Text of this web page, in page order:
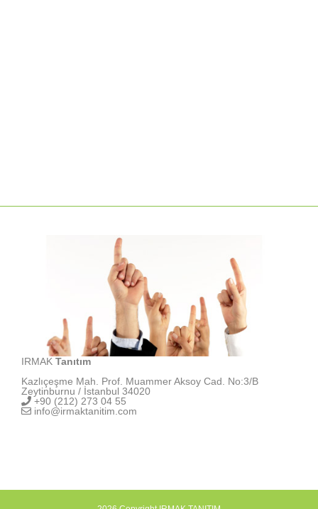
IRMAK Tanıtım
Kazlıçeşme Mah. Prof. Muammer Aksoy Cad. No:3/B
Zeytinburnu / İstanbul 34020
+90 (212) 273 04 55
info@irmaktanitim.com